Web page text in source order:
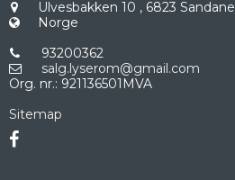
Ulvesbakken 10 , 6823 Sandane
Norge
93200362
salg.lyserom@gmail.com
Org. nr.: 921136501MVA
Sitemap